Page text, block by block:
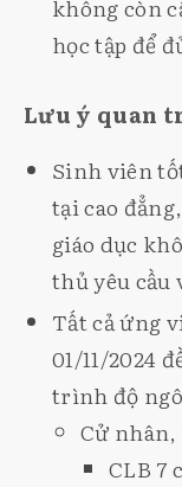
không còn
học tập để
Lưu ý quan
Sinh viên
tại cao
giáo dục
thủ yêu cầu
Tất cả ứng
01/11/2024
trình độ
Cử nhân,
CLB 7